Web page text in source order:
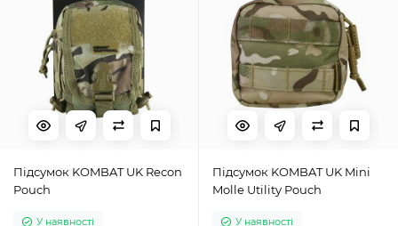
Підсумок KOMBAT UK Recon
Pouch
У наявності
Підсумок KOMBAT UK Mini
Molle Utility Pouch
У наявності